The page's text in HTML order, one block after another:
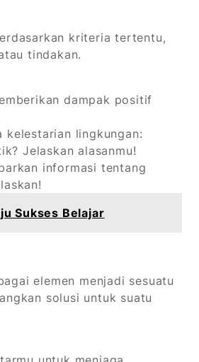
kriteria tertentu,
tindakan.
dampak positif
kelestarian lingkungan:
Jelaskan alasanmu!
informasi tentang
Sukses Belajar
elemen menjadi sesuatu
solusi untuk suatu